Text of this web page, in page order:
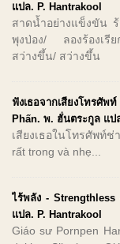
แปล. P. Hantrakool
สาดน้ำอย่างแข็งขัน ร้
พุงป่อง/ ลองร้องเรีย
สว่างขึ้น/ สว่างขึ้น
ฟังเธอจากเสียงโทรศั
Phấn. พ. ฮั่นตระกูล แป
เสียงเธอในโทรศัพท์
rất trong và nhẹ...
ไร้พลัง -
แปล. P. Hantrakool
Giáo sư Pornpen